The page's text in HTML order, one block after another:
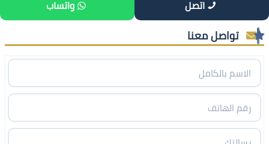
اتصل واتساب
تواصل معنا